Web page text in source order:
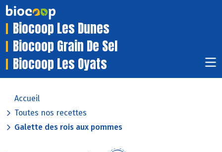
Biocoop Les Dunes
Biocoop Grain De Sel
Biocoop Les Oyats
Accueil
Toutes nos recettes
Galette des rois aux pommes